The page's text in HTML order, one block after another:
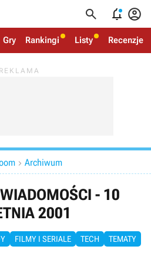
  
Gry Rankingi Listy Recenzje
 Archiwum
- 10
2001
FILMY I SERIALE TECH TEMATY